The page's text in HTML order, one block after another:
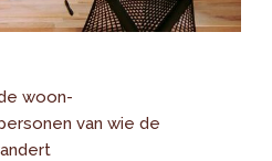
woon-
van wie de